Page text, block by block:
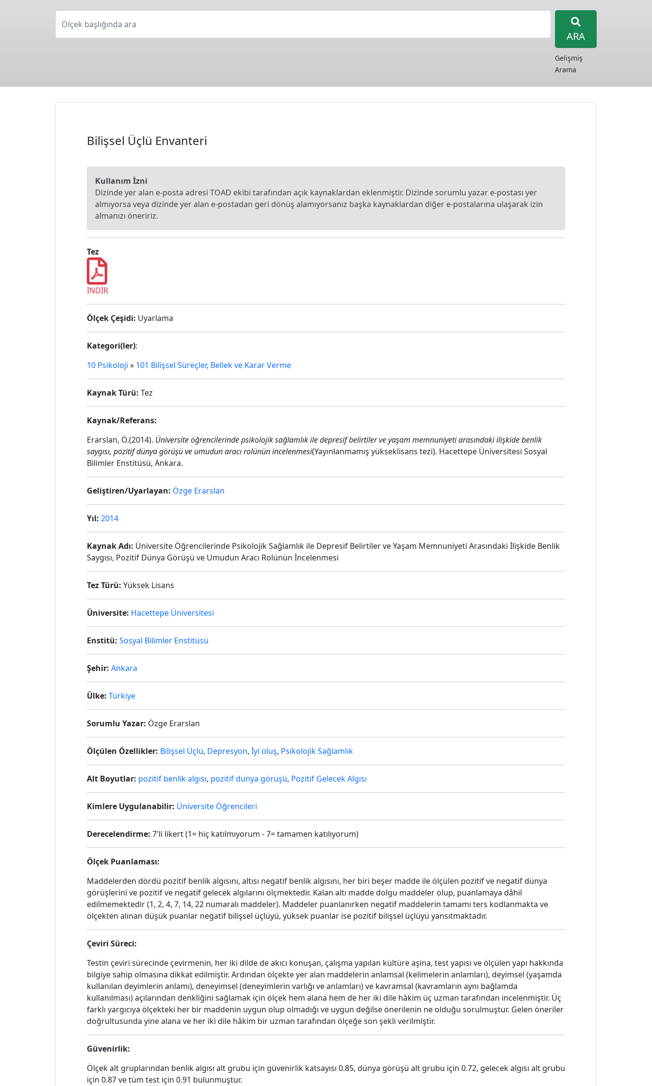
Ölçek başlığında ara
ARA
Gelişmiş
Arama
Bilişsel Üçlü Envanteri
Kullanım İzni
Dizinde yer alan e-posta adresi TOAD ekibi tarafından açık kaynaklardan eklenmiştir. Dizinde sorumlu yazar e-postası yer
almıyorsa veya dizinde yer alan e-postadan geri dönüş alamıyorsanız başka kaynaklardan diğer e-postalarına ulaşarak izin
almanızı öneririz.
Tez
İNDİR
Ölçek Çeşidi: Uyarlama
Kategori(ler):
10 Psikoloji » 101 Bilişsel Süreçler, Bellek ve Karar Verme
Kaynak Türü: Tez
Kaynak/Referans:
Erarslan, Ö.(2014). Üniversite öğrencilerinde psikolojik sağlamlık ile depresif belirtiler ve yaşam memnuniyeti arasındaki ilişkide benlik
saygısı, pozitif dünya görüşü ve umudun aracı rolünün incelenmesi(Yayınlanmamış yükseklisans tezi). Hacettepe Üniversitesi Sosyal
Bilimler Enstitüsü, Ankara.
Geliştiren/Uyarlayan: Özge Erarslan
Yıl: 2014
Kaynak Adı: Üniversite Öğrencilerinde Psikolojik Sağlamlık ile Depresif Belirtiler ve Yaşam Memnuniyeti Arasındaki İlişkide Benlik
Saygısı, Pozitif Dünya Görüşü ve Umudun Aracı Rolünün İncelenmesi
Tez Türü: Yüksek Lisans
Üniversite: Hacettepe Üniversitesi
Enstitü: Sosyal Bilimler Enstitüsü
Şehir: Ankara
Ülke: Türkiye
Sorumlu Yazar: Özge Erarslan
Ölçülen Özellikler: Bilişsel Üçlü, Depresyon, İyi oluş, Psikolojik Sağlamlık
Alt Boyutlar: pozitif benlik algısı, pozitif dünya görüşü, Pozitif Gelecek Algısı
Kimlere Uygulanabilir: Üniversite Öğrencileri
Derecelendirme: 7'li likert (1= hiç katılmıyorum - 7= tamamen katılıyorum)
Ölçek Puanlaması:
Maddelerden dördü pozitif benlik algısını, altısı negatif benlik algısını, her biri beşer madde ile ölçülen pozitif ve negatif dünya
görüşlerini ve pozitif ve negatif gelecek algılarını ölçmektedir. Kalan altı madde dolgu maddeler olup, puanlamaya dâhil
edilmemektedir (1, 2, 4, 7, 14, 22 numaralı maddeler). Maddeler puanlanırken negatif maddelerin tamamı ters kodlanmakta ve
ölçekten alınan düşük puanlar negatif bilişsel üçlüyü, yüksek puanlar ise pozitif bilişsel üçlüyü yansıtmaktadır.
Çeviri Süreci:
Testin çeviri sürecinde çevirmenin, her iki dilde de akıcı konuşan, çalışma yapılan kültüre aşina, test yapısı ve ölçülen yapı hakkında
bilgiye sahip olmasına dikkat edilmiştir. Ardından ölçekte yer alan maddelerin anlamsal (kelimelerin anlamları), deyimsel (yaşamda
kullanılan deyimlerin anlamı), deneyimsel (deneyimlerin varlığı ve anlamları) ve kavramsal (kavramların aynı bağlamda
kullanılması) açılarından denkliğini sağlamak için ölçek hem alana hem de her iki dile hâkim üç uzman tarafından incelenmiştir. Üç
farklı yargıcıya ölçekteki her bir maddenin uygun olup olmadığı ve uygun değilse önerilenin ne olduğu sorulmuştur. Gelen öneriler
doğrultusunda yine alana ve her iki dile hâkim bir uzman tarafından ölçeğe son şekli verilmiştir.
Güvenirlik:
Ölçek alt gruplarından benlik algısı alt grubu için güvenirlik katsayısı 0.85, dünya görüşü alt grubu için 0.72, gelecek algısı alt grubu
için 0.87 ve tüm test için 0.91 bulunmuştur.